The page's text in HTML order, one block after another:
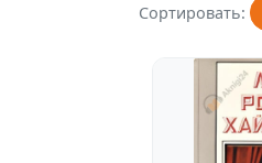
Сортировать: